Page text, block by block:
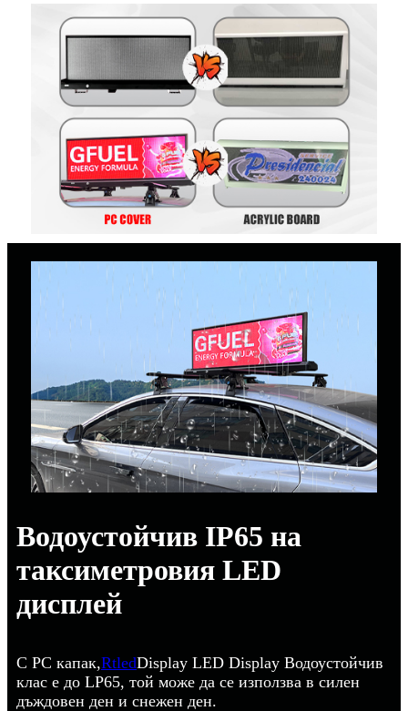
Водоустойчив IP65 на
таксиметровия LED
дисплей
С PC капак,RtledDisplay LED Display Водоустойчив
клас е до LP65, той може да се използва в силен
дъждовен ден и снежен ден.